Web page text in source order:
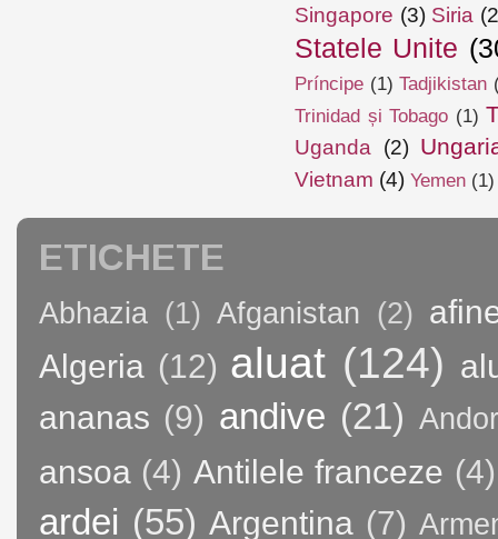
Singapore (3) Siria
Statele Unite
Príncipe (1) Tadjikistan
Trinidad și Tobago (1)
Uganda (2)
Vietnam (4) Yemen (1)
ETICHETE
Abhazia (1) Afganistan (2)
Algeria (12) aluat (124)
ananas (9) andive (21)
ansoa (4) Antilele franceze (4)
ardei (55) Argentina (7)